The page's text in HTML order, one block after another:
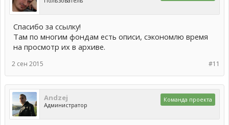
Спасибо за ссылку!
Там по многим фондам есть описи, сэкономлю время
на просмотр их в архиве.
#11
2 сен 2015
Andzej
Администратор
Команда проекта